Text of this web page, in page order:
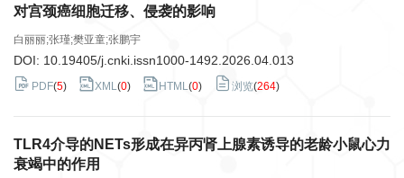
对宫颈癌细胞迁移、侵袭的影响
白丽丽;张瑾;樊亚童;张鹏宇
DOI: 10.19405/j.cnki.issn1000-1492.2026.04.013
PDF(5) XML(0) HTML(0) 浏览(264)
TLR4介导的NETs形成在异丙肾上腺素诱导的老龄小鼠心力
衰竭中的作用